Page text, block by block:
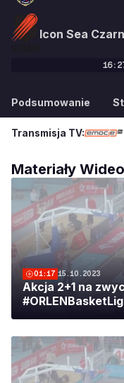
Icon Sea
16:
Podsumowanie
Transmisja TV:
Materiały Wideo
01:17 15.10.2023
Akcja 2+1 na